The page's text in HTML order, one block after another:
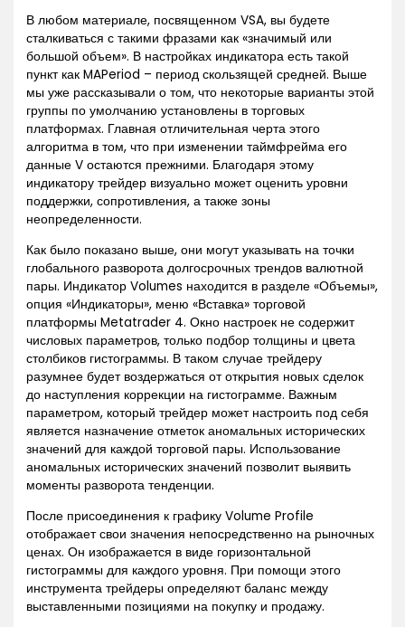
В любом материале, посвященном VSA, вы будете
сталкиваться с такими фразами как «значимый или
большой объем». В настройках индикатора есть такой
пункт как MAPeriod – период скользящей средней. Выше
мы уже рассказывали о том, что некоторые варианты этой
группы по умолчанию установлены в торговых
платформах. Главная отличительная черта этого
алгоритма в том, что при изменении таймфрейма его
данные V остаются прежними. Благодаря этому
индикатору трейдер визуально может оценить уровни
поддержки, сопротивления, а также зоны
неопределенности.
Как было показано выше, они могут указывать на точки
глобального разворота долгосрочных трендов валютной
пары. Индикатор Volumes находится в разделе «Объемы»,
опция «Индикаторы», меню «Вставка» торговой
платформы Metatrader 4. Окно настроек не содержит
числовых параметров, только подбор толщины и цвета
столбиков гистограммы. В таком случае трейдеру
разумнее будет воздержаться от открытия новых сделок
до наступления коррекции на гистограмме. Важным
параметром, который трейдер может настроить под себя
является назначение отметок аномальных исторических
значений для каждой торговой пары. Использование
аномальных исторических значений позволит выявить
моменты разворота тенденции.
После присоединения к графику Volume Profile
отображает свои значения непосредственно на рыночных
ценах. Он изображается в виде горизонтальной
гистограммы для каждого уровня. При помощи этого
инструмента трейдеры определяют баланс между
выставленными позициями на покупку и продажу.